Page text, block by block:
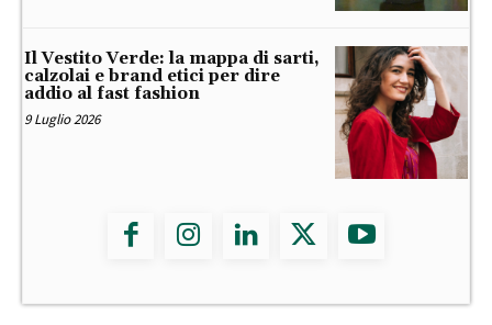
Il Vestito Verde: la mappa di sarti,
calzolai e brand etici per dire
addio al fast fashion
9 Luglio 2026